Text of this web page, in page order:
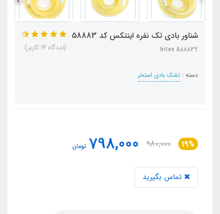
شناور بادی تک نفره اینتکس کد 58883
Intex 58883Y
دسته : تشک بادی استخر
(دیدگاه 14 کاربر)
19%
980,000
798,000 تومان
تماس بگیرید